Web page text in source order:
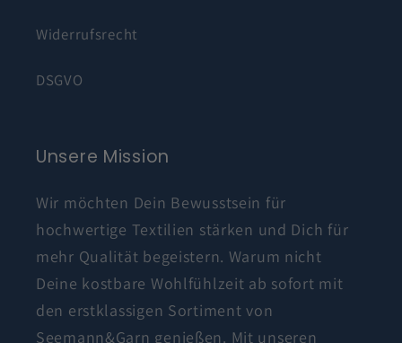
Widerrufsrecht
DSGVO
Unsere Mission
Wir möchten Dein Bewusstsein für
hochwertige Textilien stärken und Dich für
mehr Qualität begeistern. Warum nicht
Deine kostbare Wohlfühlzeit ab sofort mit
den erstklassigen Sortiment von
Seemann&Garn genießen. Mit unseren